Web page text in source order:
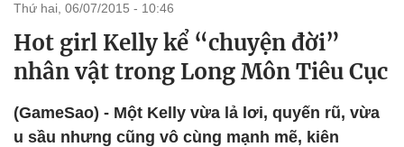
thứ hai, 06/07/2015 - 10:46
Hot girl Kelly kể “chuyện đời”
nhân vật trong Long Môn Tiêu Cục
(GameSao) - Một Kelly vừa lả lơi, quyến rũ, vừa
u sầu nhưng cũng vô cùng mạnh mẽ, kiên